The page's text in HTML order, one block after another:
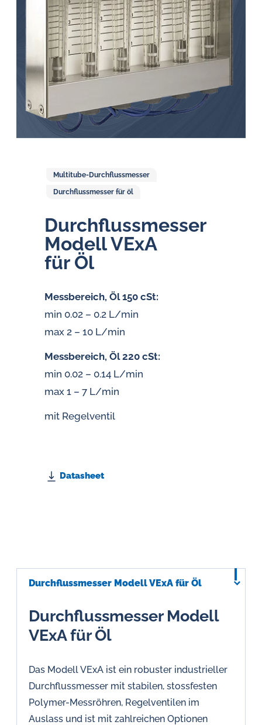
Herausforderungen.
Multitube-Durchflussmesser
Durchflussmesser für öl
Durchfluss­messer
Modell VExA
für Öl
Messbereich, Öl 150 cSt:
min 0.02 – 0.2 L/min
max 2 – 10 L/min
Messbereich, Öl 220 cSt:
min 0.02 – 0.14 L/min
max 1 – 7 L/min
mit Regelventil
Datasheet
Durchflussmesser Modell VExA für Öl
Durchflussmesser Modell
VExA für Öl
Das Modell VExA ist ein robuster industrieller
Durchflussmesser mit stabilen, stossfesten
Polymer-Messröhren, Regelventilen im
Auslass und ist mit zahlreichen Optionen